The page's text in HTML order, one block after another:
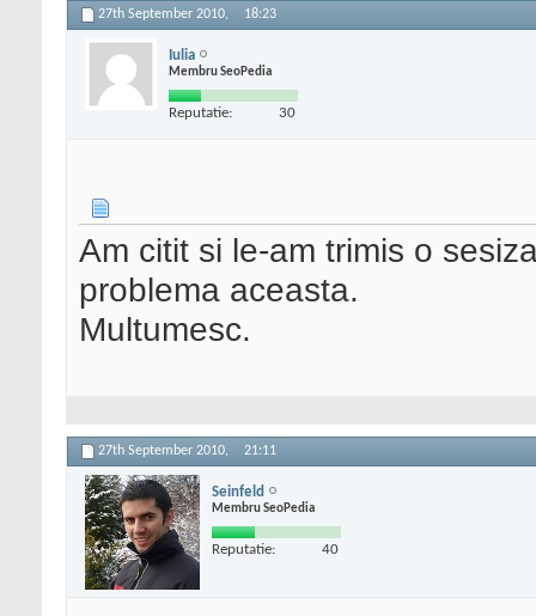
27th September 2010, 18:23
Iulia
Membru SeoPedia
Reputatie: 30
Am citit si le-am trimis o
problema aceasta.
Multumesc.
27th September 2010, 21:11
Seinfeld
Membru SeoPedia
Reputatie: 40